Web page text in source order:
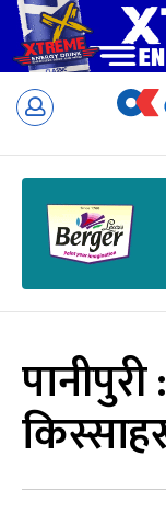
Skip
पानीपुरी